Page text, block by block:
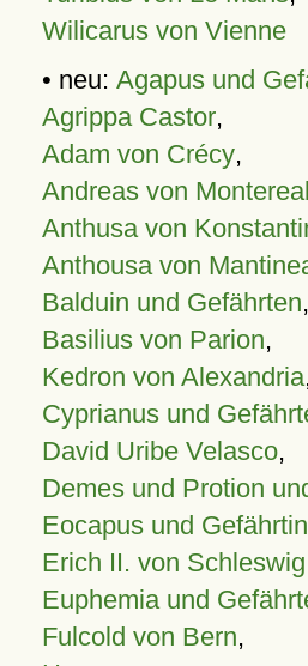
Wilicarus von Vienne
• neu: Agapus und
Agrippa Castor,
Adam von Crécy,
Andreas von
Anthusa von
Anthousa von
Balduin und Gefährten,
Basilius von Parion,
Kedron von Alexandria
Cyprianus und
David Uribe Velasco,
Demes und Protion
Eocapus und
Erich II. von Schleswig
Euphemia und
Fulcold von Bern,